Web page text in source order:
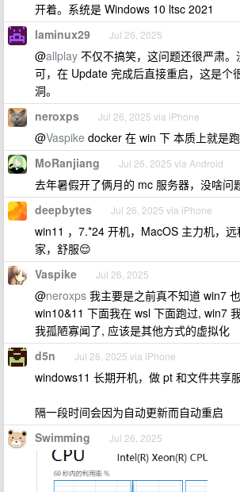
开着。系统是 Windows 10 ltsc 2021
laminux29 Jul 26, 2025
@allplay 不仅不搞笑，这问题还很严肃
可，在 Update 完成后直接重启，这是个
洞。
neroxps Jul 26, 2025 via iPhone
@Vaspike docker 在 win 下 本质上就是
MoRanjiang Jul 26, 2025 via Android
去年暑假开了俩月的 mc 服务器，没啥问
deepbytes Jul 26, 2025 via iPhone
win11 ，7.*24 开机，MacOS 主力机，
家，舒服😌
Vaspike Jul 26, 2025
@neroxps 我主要是之前真不知道 win7
win10&11 下面我在 wsl 下面跑过, win7
我孤陋寡闻了, 应该是其他方式的虚拟化
d5n Jul 26, 2025 via iPhone
windows11 长期开机，做 pt 和文件共享
隔一段时间会因为自动更新而自动重启
Swimming Jul 26, 2025